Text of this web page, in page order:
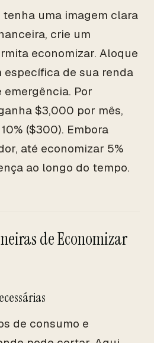
tenha uma imagem clara
crie um
economizar. Aloque
específica de sua renda
Por
$3,000 por mês,
($300). Embora
até economizar 5%
ao longo do tempo.
de Economizar
de consumo e